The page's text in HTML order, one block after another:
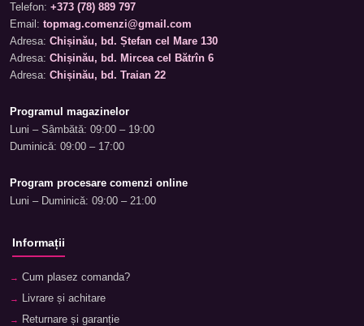
Telefon: +373 (78) 889 797
Email: topmag.comenzi@gmail.com
Adresa: Chișinău, bd. Ștefan cel Mare 130
Adresa: Chișinău, bd. Mircea cel Bătrîn 6
Adresa: Chișinău, bd. Traian 22
Programul magazinelor
Luni – Sâmbătă: 09:00 – 19:00
Duminică: 09:00 – 17:00
Program procesare comenzi online
Luni – Duminică: 09:00 – 21:00
Informații
Cum plasez comanda?
Livrare și achitare
Returnare și garanție